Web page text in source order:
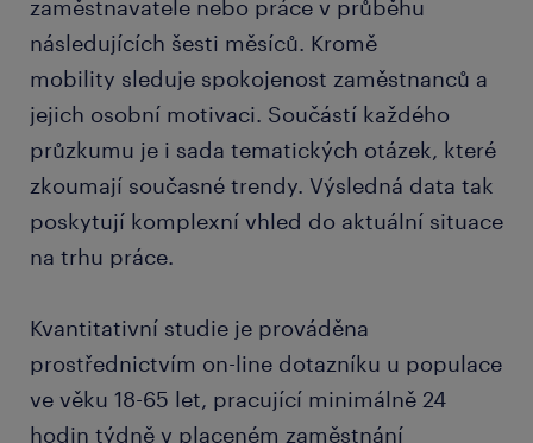
zaměstnavatele nebo práce v průběhu
následujících šesti měsíců. Kromě
mobility sleduje spokojenost zaměstnanců a
jejich osobní motivaci. Součástí každého
průzkumu je i sada tematických otázek, které
zkoumají současné trendy. Výsledná data tak
poskytují komplexní vhled do aktuální situace
na trhu práce.
Kvantitativní studie je prováděna
prostřednictvím on-line dotazníku u populace
ve věku 18-65 let, pracující minimálně 24
hodin týdně v placeném zaměstnání